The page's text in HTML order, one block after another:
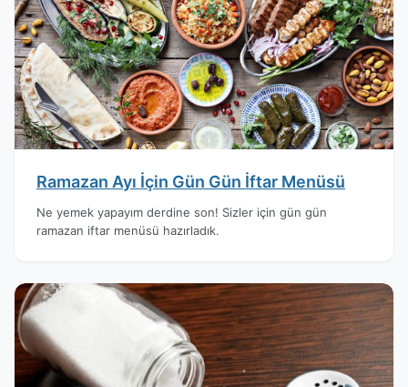
Ramazan Ayı İçin Gün Gün İftar Menüsü
Ne yemek yapayım derdine son! Sizler için gün gün
ramazan iftar menüsü hazırladık.